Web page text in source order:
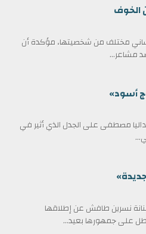
الخوف
مختلف من شخصيتها، مؤكدة أن
مشاعر...
أسود»
مصطفى على الجدل الذي أثير في
نسرين طافش عن إطلاقها
على جمهورها بعيد...